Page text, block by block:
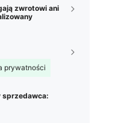
zwrotowi ani
prywatności
sprzedawca: